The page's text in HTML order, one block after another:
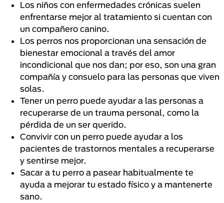
Los niños con enfermedades crónicas suelen
enfrentarse mejor al tratamiento si cuentan con
un compañero canino.
Los perros nos proporcionan una sensación de
bienestar emocional a través del amor
incondicional que nos dan; por eso, son una gran
compañía y consuelo para las personas que viven
solas.
Tener un perro puede ayudar a las personas a
recuperarse de un trauma personal, como la
pérdida de un ser querido.
Convivir con un perro puede ayudar a los
pacientes de trastornos mentales a recuperarse
y sentirse mejor.
Sacar a tu perro a pasear habitualmente te
ayuda a mejorar tu estado físico y a mantenerte
sano.